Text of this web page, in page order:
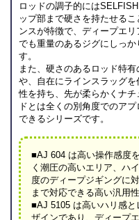
ロッドの調子的には
ップ部まで硬さを持たせる
ンスが特徴で、ディープエ
でも重量のあるジグにしっ
す。
また、硬さのあるロッド特
や、自在にラインスラッグ
性を持ち、先が柔らかくナ
ドとは全くの別角度でのア
できるシリーズです。
■AJ 604 は高い操作感度
く潮圧の高いエリア、ハ
度のディープジギングに
まで対応できる高い汎用
■AJ 5105 は高いハリ感
ザインであり、ディープ